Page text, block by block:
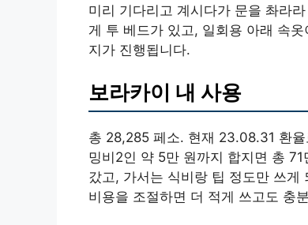
미리 기다리고 계시다가 문을 촤라
게 투 베드가 있고, 일회용 아래 속
지가 진행됩니다.
보라카이 내 사용
총 28,285 페소. 현재 23.08.31 환
밍비2인 약 5만 원까지 합지면 총
갔고, 가서는 식비랑 팁 정도만 쓰게
비용을 조절하면 더 적게 쓰고도 충